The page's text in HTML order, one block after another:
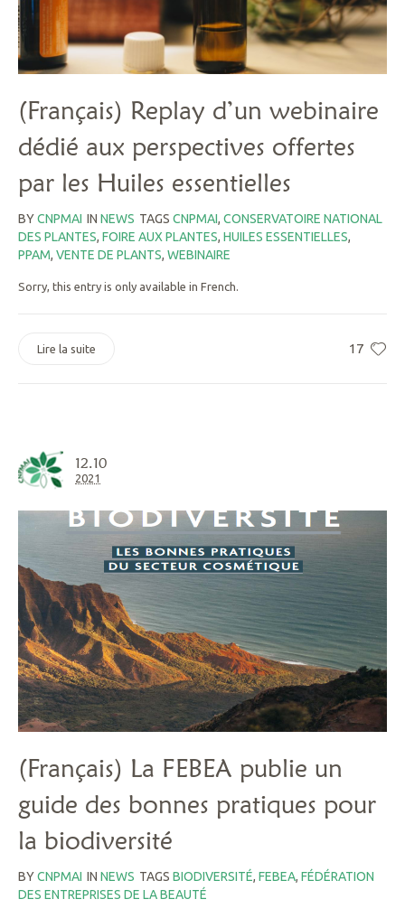
(Français) Replay d’un webinaire
dédié aux perspectives offertes
par les Huiles essentielles
BYCNPMAI IN NEWS TAGS CNPMAI, CONSERVATOIRE NATIONAL
DES PLANTES, FOIRE AUX PLANTES, HUILES ESSENTIELLES,
PPAM, VENTE DE PLANTS, WEBINAIRE
Sorry, this entry is only available in French.
17
Lire la suite
12.10
2021
(Français) La FEBEA publie un
guide des bonnes pratiques pour
la biodiversité
BYCNPMAI IN NEWS TAGS BIODIVERSITÉ, FEBEA, FÉDÉRATION
DES ENTREPRISES DE LA BEAUTÉ